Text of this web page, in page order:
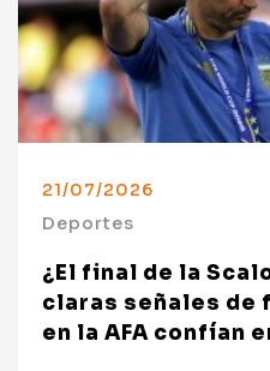
21/07/2026
Deportes
¿El final de la
claras señales de
en la AFA confían